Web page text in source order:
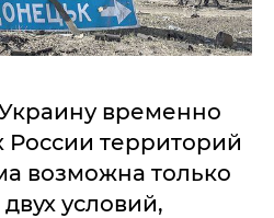
временно
территорий
возможна только
условий,